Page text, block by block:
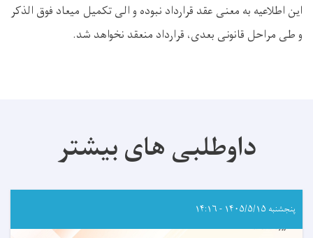
این اطلاعیه به معنی عقد قرارداد نبوده و الی تکمیل میعاد فوق الذکر
و طی مراحل قانونی بعدی، قرارداد منعقد نخواهد شد.
داوطلبی های بیشتر
پنجشنبه ۱۴۰۵/۵/۱۵ - ۱۴:۱۶